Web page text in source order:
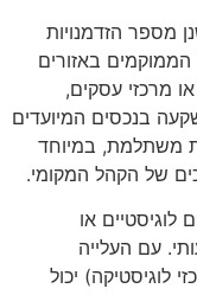
מספר הזדמנויות
באזורים
מרכזי עסקים,
בנכסים המיועדים
משתלמת, במיוחד
של הקהל המקומי.
לוגיסטיים או
עם העלייה
לוגיסטיקה) יכול